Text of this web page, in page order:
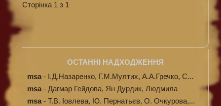
Сторінка 1 з 1
ОСТАННІ НАДХОДЖЕННЯ
msa - І.Д.Назаренко, Г.М.Мултих, А.А.Гречко, С...
msa - Дагмар Гейдова, Ян Дурдик, Людмила
Кибал...
msa - Т.В. Іовлева, Ю. Пернатьєв, О. Очкурова,...